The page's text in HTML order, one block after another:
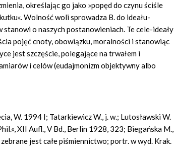
określając go jako »popęd do czynu ściśle
Wolność woli sprowadza B. do ideału-
o naszych postanowieniach. Te cele-ideały
pojęć cnoty, obowiązku, moralności i stanowiąc
jest szczęście, polegające na trwałem i
i celów (eudajmonizm objektywny albo
W. 1994 I; Tatarkiewicz W., j. w.; Lutosławski W.
XII Aufl., V Bd., Berlin 1928, 323; Biegańska M.,
jest całe piśmiennictwo; portr. w wyd. Krak.